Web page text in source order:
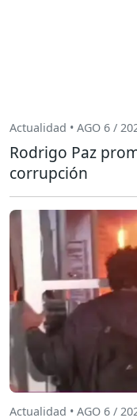
Actualidad • AGO 6 /
Rodrigo Paz
corrupción
Actualidad • AGO 6 /